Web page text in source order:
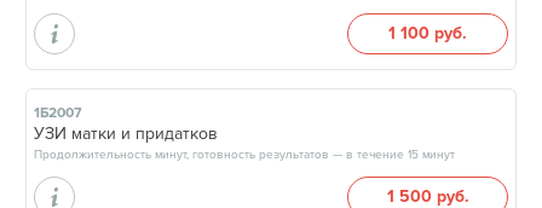
1 100 руб.
1Б2007
УЗИ матки и придатков
Продолжительность минут, готовность результатов — в течение 15 минут
1 500 руб.